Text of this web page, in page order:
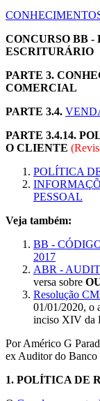
CONCURSO BB -
ESCRITURÁRIO
PARTE 3.
COMERCIAL
PARTE 3.4.
PARTE 3.4.14.
O CLIENTE
POLÍTICA
PESSOAL
Veja também:
BB -
2017
ABR -
versa sobre
Resolução
01/01/2020, o
inciso XIV da
Por Américo G
ex Auditor do Banco
1. POLÍTICA DE